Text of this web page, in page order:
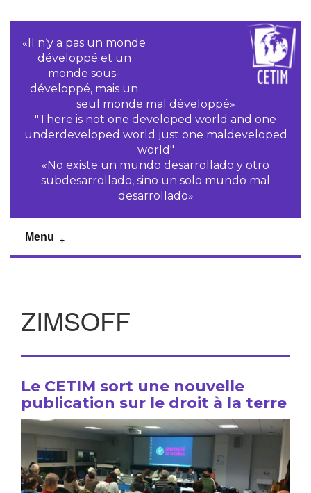
«Il n‘y a pas un monde
développé et un
monde sous-
développé, mais un
seul monde mal développé»
"There is not one developed world and one
underdeveloped world just one maldeveloped
world"
«No existe un mundo desarrollado y otro
subdesarrollado, sino un solo mundo mal
desarrollado»
Menu
ZIMSOFF
Le CETIM sort une nouvelle
publication sur le droit à la terre